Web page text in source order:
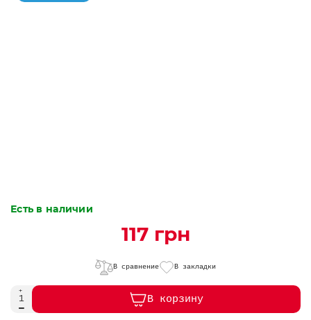
Есть в наличии
117 грн
В сравнение В закладки
В корзину